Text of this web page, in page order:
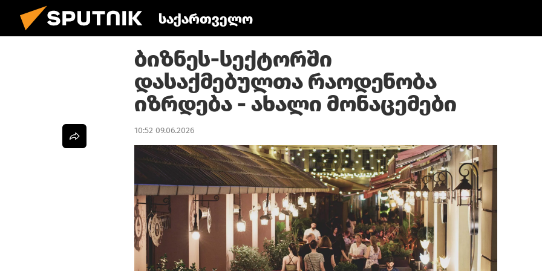
საქართველო
ბიზნეს-სექტორში
დასაქმებულთა რაოდენობა
იზრდება - ახალი მონაცემები
10:52 09.06.2026